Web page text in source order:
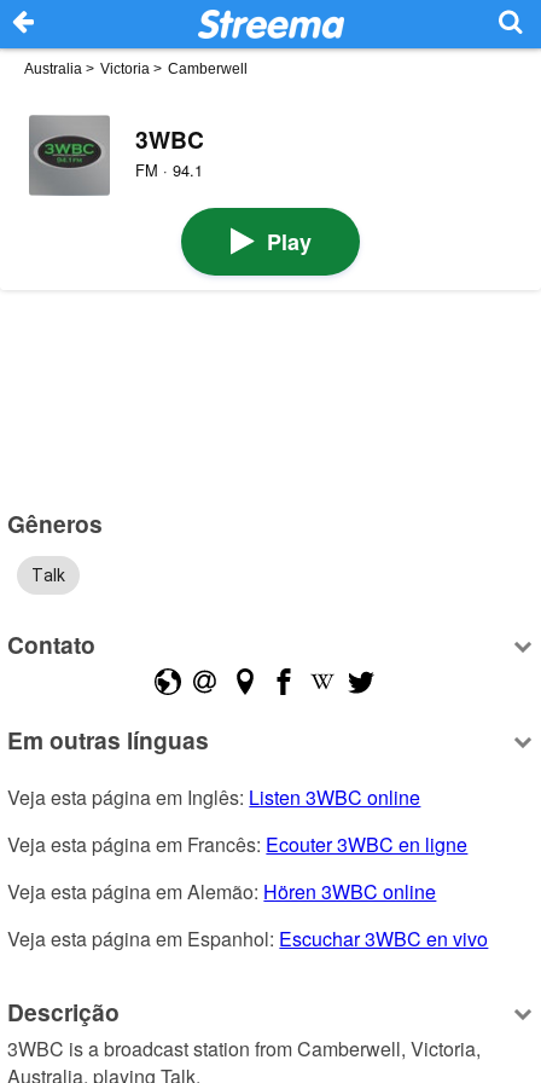
Australia > Victoria > Camberwell
3WBC
FM · 94.1
Play
Gêneros
Talk
Contato
Em outras línguas
Veja esta página em Inglês: Listen 3WBC online
Veja esta página em Francês: Ecouter 3WBC en ligne
Veja esta página em Alemão: Hören 3WBC online
Veja esta página em Espanhol: Escuchar 3WBC en vivo
Descrição
3WBC is a broadcast station from Camberwell, Victoria,
Australia, playing Talk.